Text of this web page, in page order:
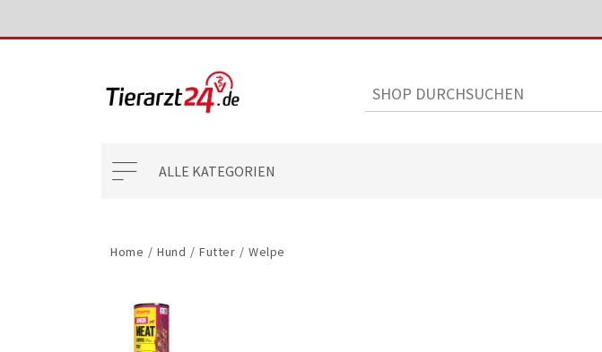
ALLE KATEGORIEN
Home / Hund / Futter / Welpe